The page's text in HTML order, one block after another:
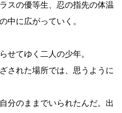
スの優等生、忍の指先の体温
中に広がっていく。
せてゆく二人の少年。
された場所では、思うように
分のままでいられたんだ。出